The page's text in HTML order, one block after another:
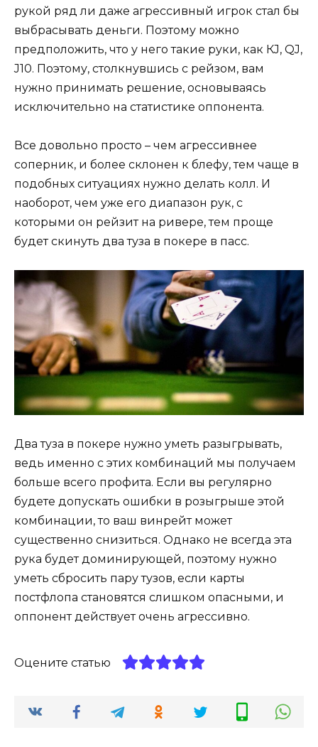
рукой ряд ли даже агрессивный игрок стал бы
выбрасывать деньги. Поэтому можно
предположить, что у него такие руки, как КJ, QJ,
J10. Поэтому, столкнувшись с рейзом, вам
нужно принимать решение, основываясь
исключительно на статистике оппонента.
Все довольно просто – чем агрессивнее
соперник, и более склонен к блефу, тем чаще в
подобных ситуациях нужно делать колл. И
наоборот, чем уже его диапазон рук, с
которыми он рейзит на ривере, тем проще
будет скинуть два туза в покере в пасс.
Два туза в покере нужно уметь разыгрывать,
ведь именно с этих комбинаций мы получаем
больше всего профита. Если вы регулярно
будете допускать ошибки в розыгрыше этой
комбинации, то ваш винрейт может
существенно снизиться. Однако не всегда эта
рука будет доминирующей, поэтому нужно
уметь сбросить пару тузов, если карты
постфлопа становятся слишком опасными, и
оппонент действует очень агрессивно.
Оцените статью